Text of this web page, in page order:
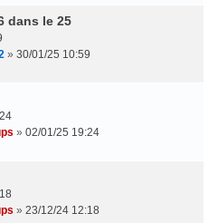
dans le 25
» 30/01/25 10:59
» 02/01/25 19:24
» 23/12/24 12:18